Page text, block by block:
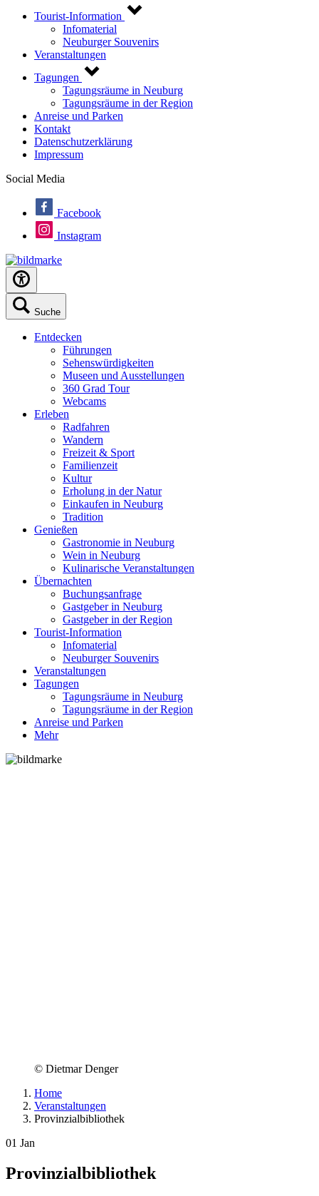
Tourist-Information
Infomaterial
Neuburger Souvenirs
Veranstaltungen
Tagungen
Tagungsräume in Neuburg
Tagungsräume in der Region
Anreise und Parken
Kontakt
Datenschutzerklärung
Impressum
Social Media
Facebook
Instagram
Suche
Entdecken
Führungen
Sehenswürdigkeiten
Museen und Ausstellungen
360 Grad Tour
Webcams
Erleben
Radfahren
Wandern
Freizeit & Sport
Familienzeit
Kultur
Erholung in der Natur
Einkaufen in Neuburg
Tradition
Genießen
Gastronomie in Neuburg
Wein in Neuburg
Kulinarische Veranstaltungen
Übernachten
Buchungsanfrage
Gastgeber in Neuburg
Gastgeber in der Region
Tourist-Information
Infomaterial
Neuburger Souvenirs
Veranstaltungen
Tagungen
Tagungsräume in Neuburg
Tagungsräume in der Region
Anreise und Parken
Mehr
© Dietmar Denger
Home
Veranstaltungen
Provinzialbibliothek
01 Jan
Provinzialbibliothek